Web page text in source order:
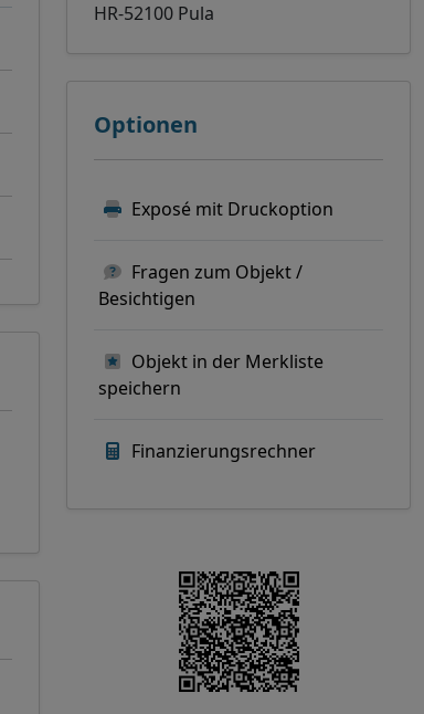
HR-52100 Pula
Optionen
Exposé mit Druckoption
Fragen zum Objekt /
Besichtigen
Objekt in der Merkliste
speichern
Finanzierungsrechner